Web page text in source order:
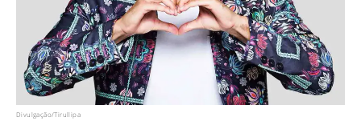
Divulgação/Tirullipa